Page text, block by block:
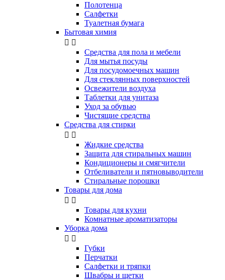
Полотенца
Салфетки
Туалетная бумага
Бытовая химия
 
Cредства для пола и мебели
Для мытья посуды
Для посудомоечных машин
Для стеклянных поверхностей
Освежители воздуха
Таблетки для унитаза
Уход за обувью
Чистящие средства
Средства для стирки
 
Жидкие средства
Защита для стиральных машин
Кондиционеры и смягчители
Отбеливатели и пятновыводители
Стиральные порошки
Товары для дома
 
Товары для кухни
Комнатные ароматизаторы
Уборка дома
 
Губки
Перчатки
Салфетки и тряпки
Швабры и щетки